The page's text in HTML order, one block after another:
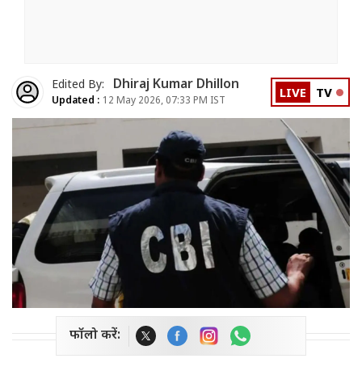
Edited By: Dhiraj Kumar Dhillon
Updated : 12 May 2026, 07:33 PM IST LIVE TV
फॉलो करें: